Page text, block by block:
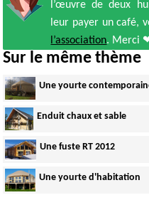
l’œuvre de deux
leur payer un café,
l’association. Merci
Sur le même thème
Une yourte
Enduit chaux et sable
Une fuste RT 2012
Une yourte d'habitation